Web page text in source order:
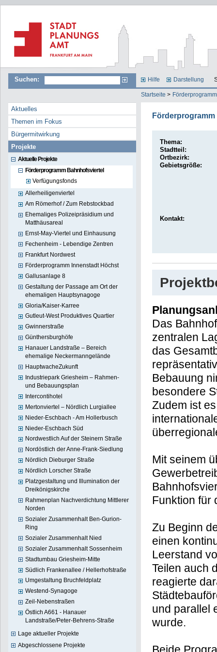
Suchen: Hilfe Darstellung
Startseite >
Aktuelles
Themen im Fokus
Bürgermitwirkung
Projekte
Aktuelle Projekte
Förderprogramm Bahnhofsviertel
Verfügungsfonds
Allerheiligenviertel
Am Römerhof / Zum Rebstockbad
Ehemaliges Polizeipräsidium und
Matthäusareal
Ernst-May-Viertel und Einhausung
Fechenheim - Lebendige Zentren
Frankfurt Nordwest
Förderprogramm Innenstadt Höchst
Gallusanlage 8
Gestaltung der Passage am Ort der
ehemaligen Hauptsynagoge
Gloria/Kaiser-Karree
Gutleut-West Produktives Quartier
Gwinnerstraße
Günthersburghöfe
Hanauer Landstraße – Bereich
ehemalige Neckermanngelände
HauptwacheZukunft
Industriepark Griesheim – Rahmen-
und Bebauungsplan
Intercontihotel
Mertonviertel – Nördlich Lurgiallee
Nieder-Eschbach - Am Hollerbusch
Nieder-Eschbach Süd
Nordwestlich Auf der Steinern Straße
Nordöstlich der Anne-Frank-Siedlung
Nördlich Dieburger Straße
Nördlich Lorscher Straße
Platzgestaltung und Illumination der
Dreikönigskirche
Rahmenplan Nachverdichtung Mittlerer
Norden
Sozialer Zusammenhalt Ben-Gurion-
Ring
Sozialer Zusammenhalt Nied
Sozialer Zusammenhalt Sossenheim
Stadtumbau Griesheim-Mitte
Südlich Frankenallee / Hellerhofstraße
Umgestaltung Bruchfeldplatz
Westend-Synagoge
Zeil-Nebenstraßen
Östlich A661 - Hanauer
Landstraße/Peter-Behrens-Straße
Lage aktueller Projekte
Abgeschlossene Projekte
Thema:
Stadtteil:
Ortbezirk:
Gebietsgröße:
Kontakt:
Das
zentralen
das
Bebauung
besondere
Zudem ist
Mit seinem
Funktion für
Zu Beginn
einen
Leerstand
Teilen auch
reagierte
und parallel
wurde.